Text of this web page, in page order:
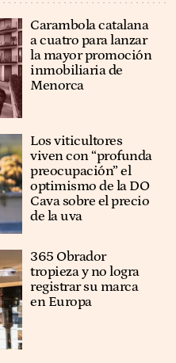
Carambola catalana
a cuatro para lanzar
la mayor promoción
inmobiliaria de
Menorca
Los viticultores
viven con “profunda
preocupación” el
optimismo de la DO
Cava sobre el precio
de la uva
365 Obrador
tropieza y no logra
registrar su marca
en Europa